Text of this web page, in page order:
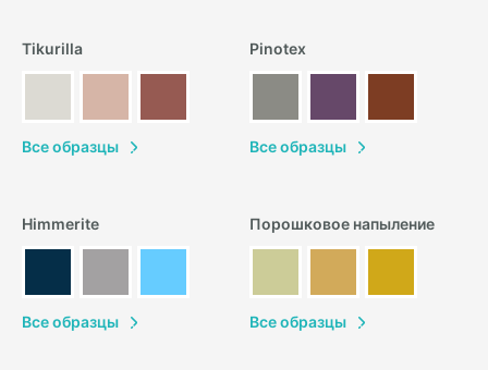
Tikurilla
Все образцы
Pinotex
Все образцы
Himmerite
Все образцы
Порошковое напыление
Все образцы